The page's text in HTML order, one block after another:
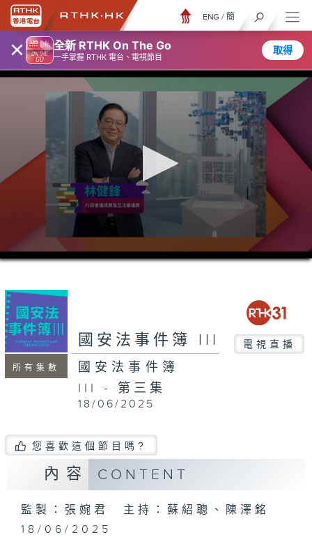
× 全新 RTHK On The Go
一手掌握 RTHK 電台、電視節目
取得
ENG / 簡
0
seconds
seconds
所有集數
國安法事件簿 III 電視直播
國安法事件簿
III - 第三集
18/06/2025
您喜歡這個節目嗎?
內容 CONTENT
監製：張婉君 主持：蘇紹聰、陳澤銘
18/06/2025